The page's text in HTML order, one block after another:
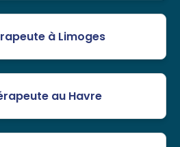
à Limoges
au Havre